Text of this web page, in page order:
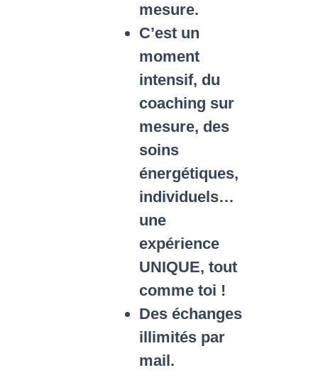
mesure.
C’est un
moment
intensif, du
coaching sur
mesure, des
soins
énergétiques,
individuels…
une
expérience
UNIQUE, tout
comme toi !
Des échanges
illimités par
mail.